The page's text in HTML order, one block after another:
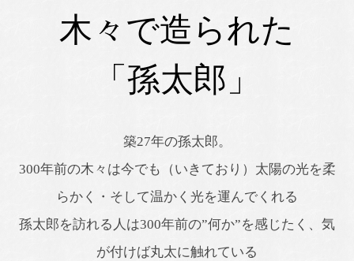
木々で造られた
「孫太郎」
築27年の孫太郎。
300年前の木々は今でも（いきており）太陽の光を柔
らかく・そして温かく光を運んでくれる
孫太郎を訪れる人は300年前の”何か”を感じたく、気
が付けば丸太に触れている